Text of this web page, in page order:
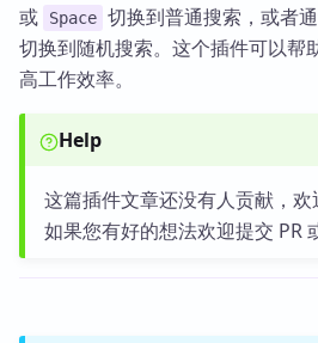
或 Space 切换到普通搜索，或者
切换到随机搜索。这个插件可以帮
高工作效率。
Help
这篇插件文章还没有人贡献，欢
如果您有好的想法欢迎提交 PR